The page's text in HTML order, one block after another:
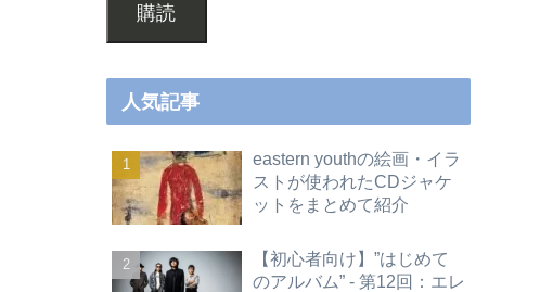
購読
人気記事
eastern youthの絵画・イラ
ストが使われたCDジャケ
ットをまとめて紹介
【初心者向け】”はじめて
のアルバム” - 第12回：エレ